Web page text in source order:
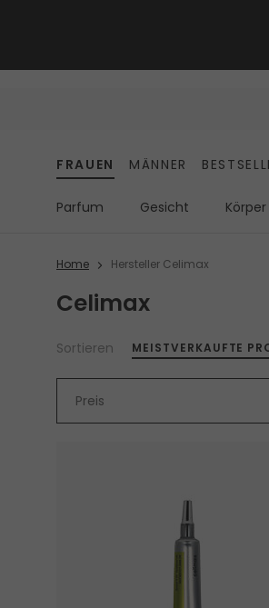
FRAUEN MÄNNER
Parfum Gesicht Körper
Home Hersteller Celimax
Celimax
Sortieren MEISTVERKAUFTE
Preis